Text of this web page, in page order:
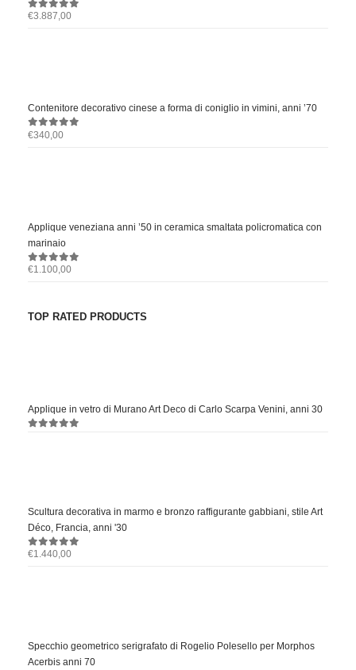
0out of 5
€3.887,00
Contenitore decorativo cinese a forma di coniglio in vimini, anni ’70
0out of 5
€340,00
Applique veneziana anni ’50 in ceramica smaltata policromatica con
marinaio
0out of 5
€1.100,00
TOP RATED PRODUCTS
Applique in vetro di Murano Art Deco di Carlo Scarpa Venini, anni 30
Scultura decorativa in marmo e bronzo raffigurante gabbiani, stile Art
Déco, Francia, anni '30
0out of 5
€1.440,00
Specchio geometrico serigrafato di Rogelio Polesello per Morphos
Acerbis anni 70